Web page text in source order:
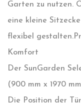
Garten zu nutzen.
eine kleine
flexibel gestalten.
Komfort
Der SunGarden
(900 mm x 1970
Die Position der